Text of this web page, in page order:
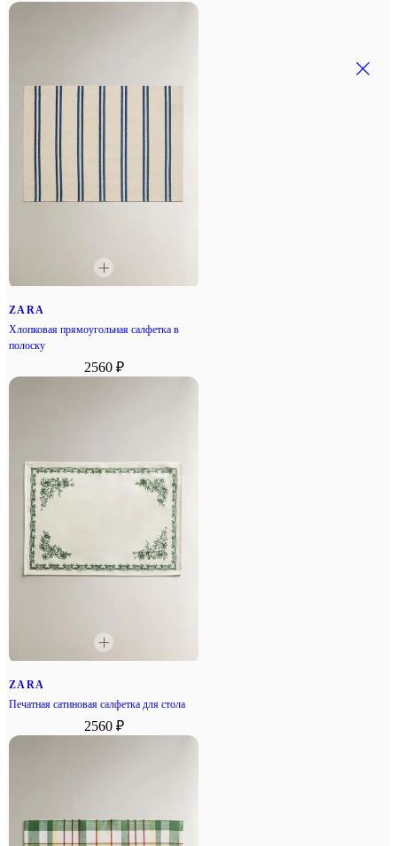
ZARA
Хлопковая прямоугольная салфетка в
полоску
2560 ₽
ZARA
Печатная сатиновая салфетка для стола
2560 ₽